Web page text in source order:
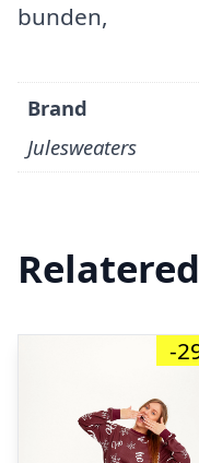
bunden,
Brand
Julesweaters
-